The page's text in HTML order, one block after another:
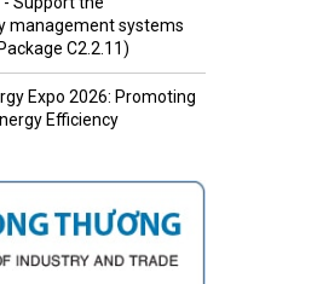
management systems
C2.2.11)
Expo 2026: Promoting
Efficiency